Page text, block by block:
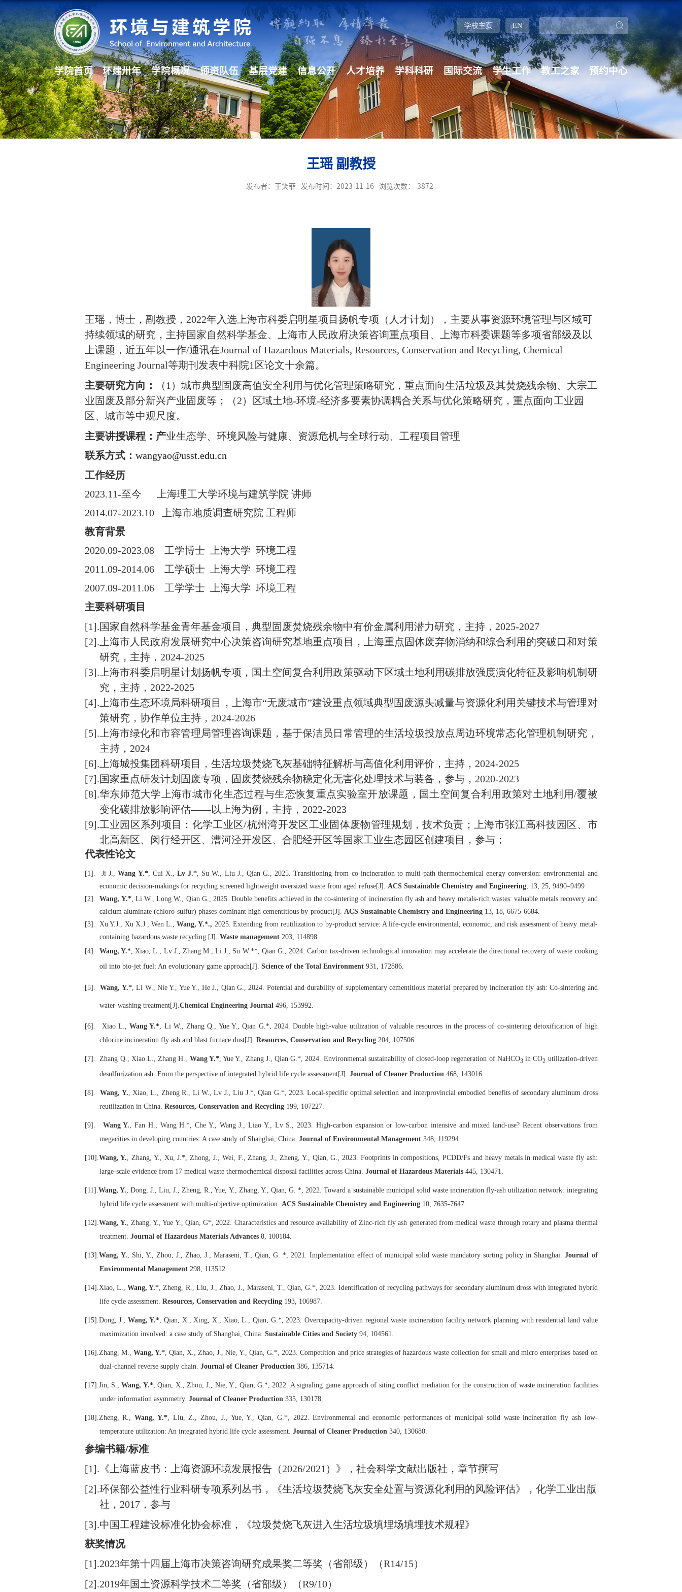
学校主页 EN
学院首页 环建卅年 学院概况 师资队伍 基层党建 信息公开 人才培养 学科科研 国际交流 学生工作 教工之家 预约中心
王瑶 副教授
发布者：王笑菲 发布时间：2023-11-16 浏览次数： 3872
王瑶，博士，副教授， 2022年入选上海市科委启明星项目扬帆专项（人才计划）， 主要从事资源环境管理与区域可
持续领域的研究，主持国家自然科学基金、上海市人民政府决策咨询重点项目、上海市科委课题等多项省部级及以
上课题，近五年以一作/通讯在Journal of Hazardous Materials, Resources, Conservation and Recycling, Chemical
Engineering Journal等期刊发表中科院1 区论文十余篇。
主要研究方向：
（1 ）城市典型固废高值安全利用与优化管理策略研究，重点面向生活垃圾及其焚烧残余物、大宗工
业固废及部分新兴产业固废等；（2）区域土地-环境-经济多要素协调耦合关系与优化策略研究，重点面向工业园
区、城市等中观尺度。
主要讲授课程：产业生态学、环境风险与健康、资源危机与全球行动、工程项目管理
联系方式： wangyao@usst.edu.cn
工作经历
2023.11-至今 上海理工大学环境与建筑学院 讲师
2014.07-2023.10
上海市地质调查研究院 工程师
教育背景
2020.09-2023.08
工学博士 上海大学 环境工程
2011.09-2014.06
工学硕士 上海大学 环境工程
2007.09-2011.06
工学学士 上海大学 环境工程
主要科研项目
[1].国家自然科学基金青年基金项目，典型固废焚烧残余物中有价金属利用潜力研究，主持，2025-2027
[2]. 上海市人民政府发展研究中心决策咨询研究基地重点项目，上海重点固体废弃物消纳和综合利用的突破口和对策
研究，主持，2024-2025
[3]. 上海市科委启明星计划扬帆专项，国土空间复合利用政策驱动下区域土地利用碳排放强度演化特征及影响机制研
究，主持，2022-2025
[4]. 上海市生态环境局科研项目，上海市“无废城市”建设重点领域典型固废源头减量与资源化利用关键技术与管理对
策研究，协作单位主持，2024-2026
[5]. 上海市绿化和市容管理局管理咨询课题，基于保洁员日常管理的生活垃圾投放点周边环境常态化管理机制研究，
主持，2024
[6]. 上海城投集团科研项目，生活垃圾焚烧飞灰基础特征解析与高值化利用评价，主持，2024-2025
[7].国家重点研发计划固废专项，固废焚烧残余物稳定化无害化处理技术与装备，参与，2020-2023
[8].华东师范大学上海市城市化生态过程与生态恢复重点实验室开放课题，国土空间复合利用政策对土地利用/覆被
变化碳排放影响评估——以上海为例，主持，2022-2023
[9].工业园区系列项目：化学工业区/杭州湾开发区工业固体废物管理规划，技术负责；上海市张江高科技园区、市
北高新区、闵行经开区、漕河泾开发区、合肥经开区等国家工业生态园区创建项目，参与；
代表性论文
[1]. Ji J.,Wang Y.*, Cui X., Lv J.*, Su W., Liu J., Qian G., 2025. Transitioning from co-incineration to multi-path thermochemical energy conversion: environmental and
economic decision-makings for recycling screened lightweight oversized waste from aged refuse[J]. ACS Sustainable Chemistry and Engineering, 13, 25, 9490–9499
[2].
Wang, Y.*, Li W., Long W., Qian G., 2025. Double benefits achieved in the co-sintering of incineration fly ash and heavy metals-rich wastes: valuable metals recovery and
calcium aluminate (chloro-sulfur) phases-dominant high cementitious by-product[J]. ACS Sustainable Chemistry and Engineering13, 18, 6675-6684.
[3].
Xu Y.J., Xu X.J., Wen L.,Wang, Y.*., 2025. Extending from reutilization to by-product service: A life-cycle environmental, economic, and risk assessment of heavy metal-
containing hazardous waste recycling [J]. Waste management203, 114898.
[4].
Wang, Y.*, Xiao, L., Lv J., Zhang M., Li J., Su W.**, Qian G., 2024. Carbon tax-driven technological innovation may accelerate the directional recovery of waste cooking
oil into bio-jet fuel: An evolutionary game approach[J]. Science of the Total Environment931, 172886.
[5]. Wang, Y.*, Li W., Nie Y., Yue Y., He J., Qian G., 2024. Potential and durability of supplementary cementitious material prepared by incineration fly ash: Co-sintering and
water-washing treatment[J].Chemical Engineering Journal496, 153992.
[6]. Xiao L.,Wang Y.*, Li W., Zhang Q., Yue Y., Qian G.*, 2024. Double high-value utilization of valuable resources in the process of co-sintering detoxification of high
chlorine incineration fly ash and blast furnace dust[J]. Resources, Conservation and Recycling204, 107506.
[7]. Zhang Q., Xiao L., Zhang H., Wang Y.*, Yue Y., Zhang J., Qian G.*, 2024. Environmental sustainability of closed-loop regeneration of NaHCO3in CO2 utilization-driven
desulfurization ash: From the perspective of integrated hybrid life cycle assessment[J]. Journal of Cleaner Production 468, 143016.
[8]. Wang, Y. Xiao, L.,
Zheng R., Li W., Lv J., Liu J.*, Qian G.*, 2023. Local-specific optimal selection and interprovincial embodied benefits of secondary aluminum dross
reutilization in China. Resources, Conservation and Recycling199, 107227.
[9]. Wang Y. , Fan H., Wang H.*, Che Y., Wang J., Liao Y., Lv S., 2023. High-carbon expansion or low-carbon intensive and mixed land-use? Recent observations from
megacities in developing countries: A case study of Shanghai, China. Journal of Environmental Management348, 119294.
[10]. Wang, Y. , Zhang, Y., Xu, J.*, Zhong, J., Wei, F., Zhang, J., Zheng, Y., Qian, G., 2023. Footprints in compositions, PCDD/Fs and heavy metals in medical waste fly ash:
large-scale evidence from 17 medical waste thermochemical disposal facilities across China. Journal of Hazardous Materials 445, 130471.
[11]. Wang, Y. , Dong, J., Liu, J., Zheng, R., Yue, Y., Zhang, Y., Qian, G. *, 2022. Toward a sustainable municipal solid waste incineration fly-ash utilization network: integrating
hybrid life cycle assessment with multi-objective optimization. ACS Sustainable Chemistry and Engineering10, 7635-7647.
[12]. Wang, Y. , Zhang, Y., Yue Y., Qian, G*, 2022. Characteristics and resource availability of Zinc-rich fly ash generated from medical waste through rotary and plasma thermal
treatment. Journal of Hazardous Materials Advances8, 100184.
[13]. Wang, Y. , Shi, Y., Zhou, J., Zhao, J., Maraseni, T., Qian, G. *, 2021. Implementation effect of municipal solid waste mandatory sorting policy in Shanghai.Journal of
Environmental Management298, 113512.
[14]. Xiao, L., Wang, Y.* , Zheng, R., Liu, J., Zhao, J., Maraseni, T., Qian, G.*, 2023. Identification of recycling pathways for secondary aluminum dross with integrated hybrid
life cycle assessment. Resources, Conservation and Recycling193, 106987.
[15]. Dong, J., Wang, Y.* , Qian, X., Xing, X., Xiao, L., Qian, G.*, 2023. Overcapacity-driven regional waste incineration facility network planning with residential land value
maximization involved: a case study of Shanghai, China. Sustainable Cities and Society94, 104561.
[16]. Zhang, M., Wang, Y.*, Qian, X., Zhao, J., Nie, Y., Qian, G.*, 2023. Competition and price strategies of hazardous waste collection for small and micro enterprises based on
dual-channel reverse supply chain. Journal of Cleaner Production 386, 135714.
[17]. Jin, S.,Wang, Y.*, Qian, X., Zhou, J., Nie, Y., Qian, G.*, 2022. A signaling game approach of siting conflict mediation for the construction of waste incineration facilities
under information asymmetry. Journal of Cleaner Production 335, 130178.
[18]. Zheng, R., Wang, Y.*, Liu, Z., Zhou, J., Yue, Y., Qian, G.*, 2022. Environmental and economic performances of municipal solid waste incineration fly ash low-
temperature utilization: An integrated hybrid life cycle assessment. Journal of Cleaner Production 340, 130680.
参编书籍/标准
[1]. 《上海蓝皮书：上海资源环境发展报告（2026/2021）》，社会科学文献出版社，章节撰写
[2].环保部公益性行业科研专项系列丛书，《生活垃圾焚烧飞灰安全处置与资源化利用的风险评估》，化学工业出版
社，2017，参与
[3].中国工程建设标准化协会标准，《垃圾焚烧飞灰进入生活垃圾填埋场填埋技术规程》
获奖情况
[1].2023年第十四届上海市决策咨询研究成果奖二等奖（省部级）（R14/15）
[2].2019年国土资源科学技术二等奖（省部级）（R9/10）